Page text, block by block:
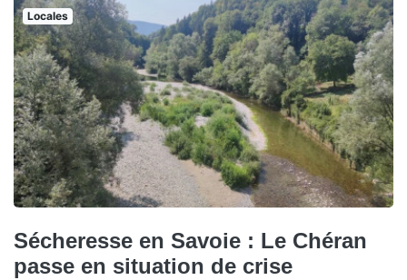
Locales
Sécheresse en Savoie : Le Chéran
passe en situation de crise